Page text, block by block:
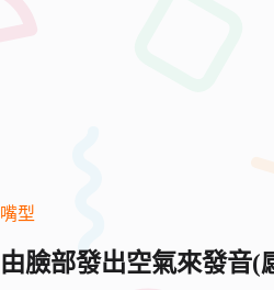
嘴型
由臉部發出空氣來發音(